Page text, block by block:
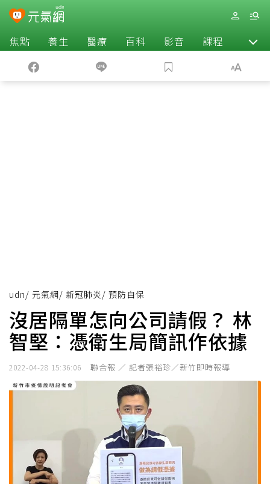
焦點 養生 醫療 百科 影音 課程 退休
udn/ 元氣網/ 新冠肺炎 / 預防自保
沒居隔單怎向公司請假？ 林
智堅：憑衛生局簡訊作依據
2022-04-28 15:36:06 聯合報 ／ 記者張裕珍／新竹即時報導